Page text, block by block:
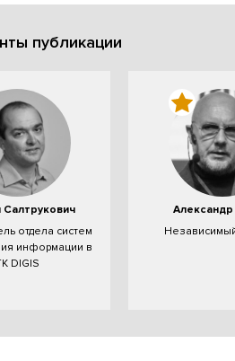
публикации
отдела систем
информации в
DIGIS